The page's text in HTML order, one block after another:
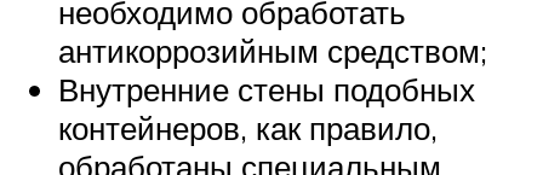
необходимо обработать
антикоррозийным средством;
Внутренние стены подобных
контейнеров, как правило,
обработаны специальным